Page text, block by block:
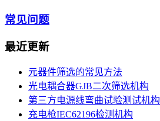
常见问题
最近更新
元器件筛选的常见方法
光电耦合器GJB二次筛选机构
第三方电源线弯曲试验测试机构
充电枪IEC62196检测机构